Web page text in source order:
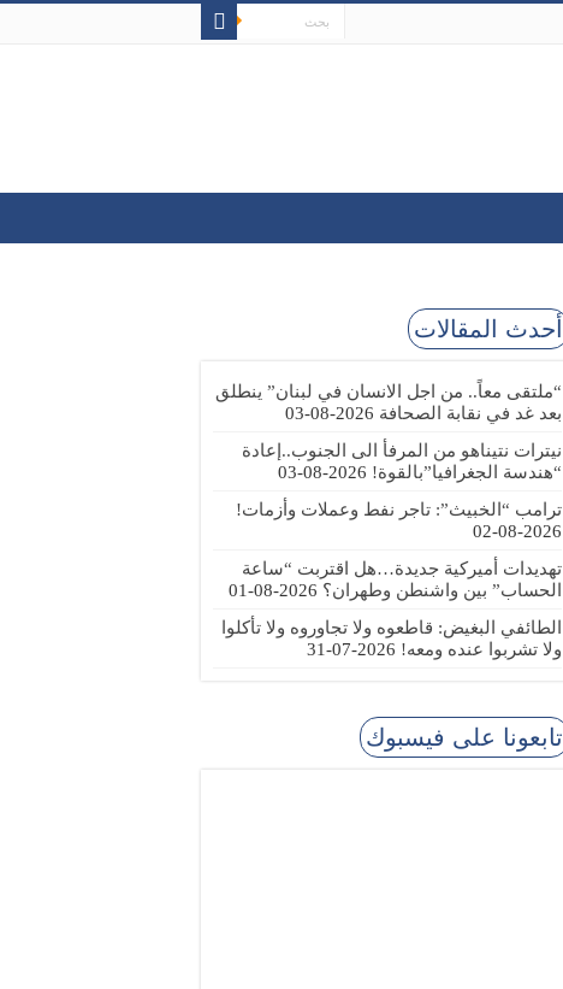
أحدث المقالات
“ملتقى معاً.. من اجل الانسان في لبنان” ينطلق
بعد غد في نقابة الصحافة 2026-08-03
نيترات نتيناهو من المرفأ الى الجنوب..إعادة
“هندسة الجغرافيا”بالقوة! 2026-08-03
ترامب “الخبيث”: تاجر نفط وعملات وأزمات!
2026-08-02
تهديدات أميركية جديدة…هل اقتربت “ساعة
الحساب” بين واشنطن وطهران؟ 2026-08-01
الطائفي البغيض: قاطعوه ولا تجاوروه ولا تأكلوا
ولا تشربوا عنده ومعه! 2026-07-31
تابعونا على فيسبوك